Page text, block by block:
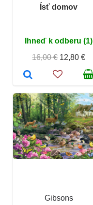
Ísť domov
Ihneď k odberu (1)
16,00 € 12,80 €
Gibsons